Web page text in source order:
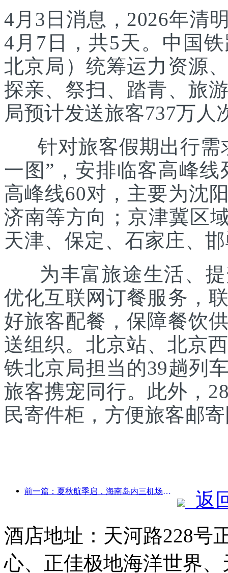
4月3日消息，2026年清
4月7日，共5天。中国
北京局）统筹运力资源
探亲、祭扫、踏青、旅
局预计发送旅客737万人
针对旅客假期出行需
一图”，安排临客高峰
高峰线60对，主要为沈
济南等方向；京津冀区
天津、保定、石家庄、
为丰富旅途生活、提
优化互联网订餐服务，
好旅客配餐，保障餐饮
送组织。北京站、北京
铁北京局担当的39趟列
旅客携宠同行。此外，
民寄件柜，方便旅客邮
前一篇：夏秋航季启，海南岛内三机场新增41个通航点
返
酒店地址：天河路228号
心、正佳极地海洋世界